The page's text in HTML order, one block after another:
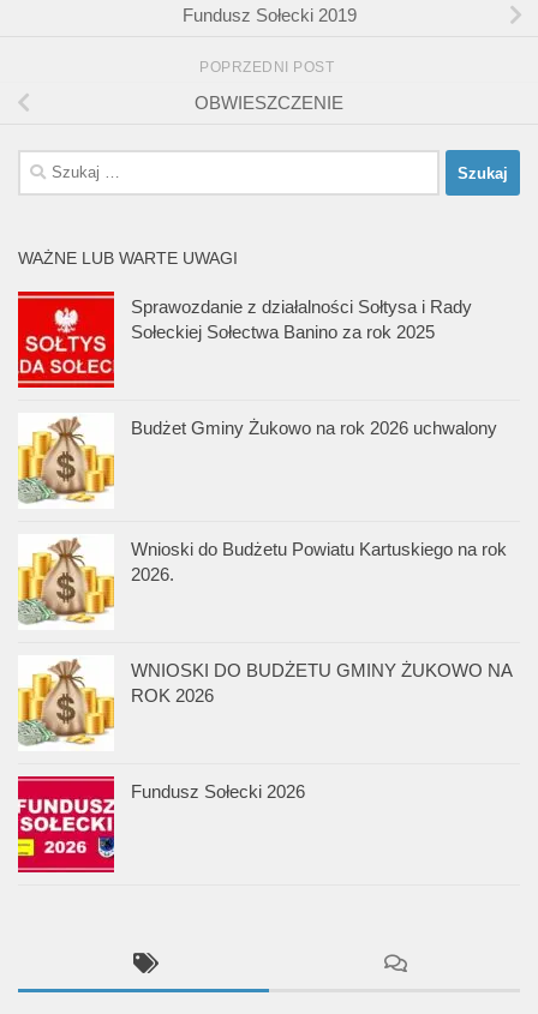
Fundusz Sołecki 2019
POPRZEDNI POST
OBWIESZCZENIE
Szukaj:
WAŻNE LUB WARTE UWAGI
Sprawozdanie z działalności Sołtysa i Rady
Sołeckiej Sołectwa Banino za rok 2025
Budżet Gminy Żukowo na rok 2026 uchwalony
Wnioski do Budżetu Powiatu Kartuskiego na rok
2026.
WNIOSKI DO BUDŻETU GMINY ŻUKOWO NA
ROK 2026
Fundusz Sołecki 2026